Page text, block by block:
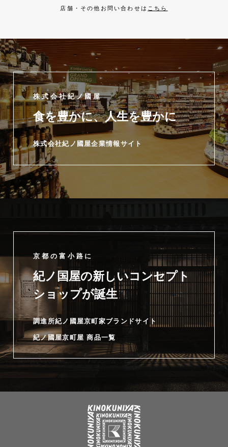
店舗・その他お問い合わせは こちら
株式会社紀ノ國屋
食を豊かに、人生を豊かに
株式会社紀ノ國屋企業情報サイト
京都の富小路に
紀ノ国屋の新しいコンセプト
ショップが誕生
調進所紀ノ國屋京町家ブランドサイト
紀ノ國屋京町屋 商品一覧